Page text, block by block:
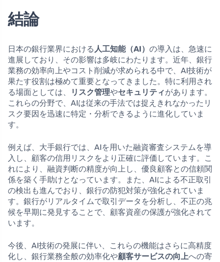
結論
日本の銀行業界における 人工知能（AI） の導入は、急速に
進展しており、その影響は多岐にわたります。近年、銀行
業務の効率向上やコスト削減が求められる中で、AI技術が
果たす役割は極めて重要となってきました。特に利用され
る場面としては、
リスク管理やセキュリティがあります。
これらの分野で、AIは従来の手法では捉えきれなかったリ
スク要因を迅速に特定・分析できるように進化していま
す。
例えば、大手銀行では、AIを用いた融資審査システムを導
入し、顧客の信用リスクをより正確に評価しています。こ
れにより、融資判断の精度が向上し、優良顧客との信頼関
係を築く手助けとなっています。また、AIによる不正取引
の検出も進んでおり、銀行の防犯対策が強化されていま
す。銀行がリアルタイムで取引データを分析し、不正の兆
候を早期に発見することで、顧客資産の保護が強化されて
います。
今後、AI技術の発展に伴い、これらの機能はさらに高精度
化し、銀行業務全般の効率化や顧客サービスの向上への寄